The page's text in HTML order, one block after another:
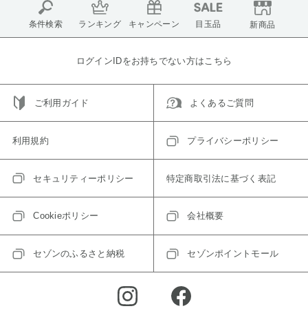
条件検索 ランキング キャンペーン 目玉品 新商品
ログインIDをお持ちでない方はこちら
ご利用ガイド よくあるご質問
利用規約 プライバシーポリシー
セキュリティーポリシー 特定商取引法に基づく表記
Cookieポリシー 会社概要
セゾンのふるさと納税 セゾンポイントモール